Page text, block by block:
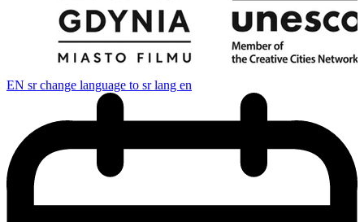
EN sr change language to sr lang en